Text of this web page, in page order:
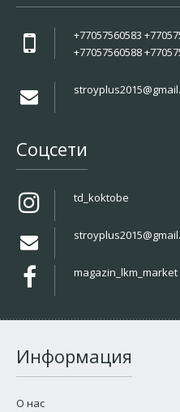
+77057560583
+77057560588
Соцсети
td_koktobe
magazin_lkm_market
Информация
О нас